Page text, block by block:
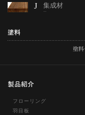
J 集成材
--
フローリング
羽目板